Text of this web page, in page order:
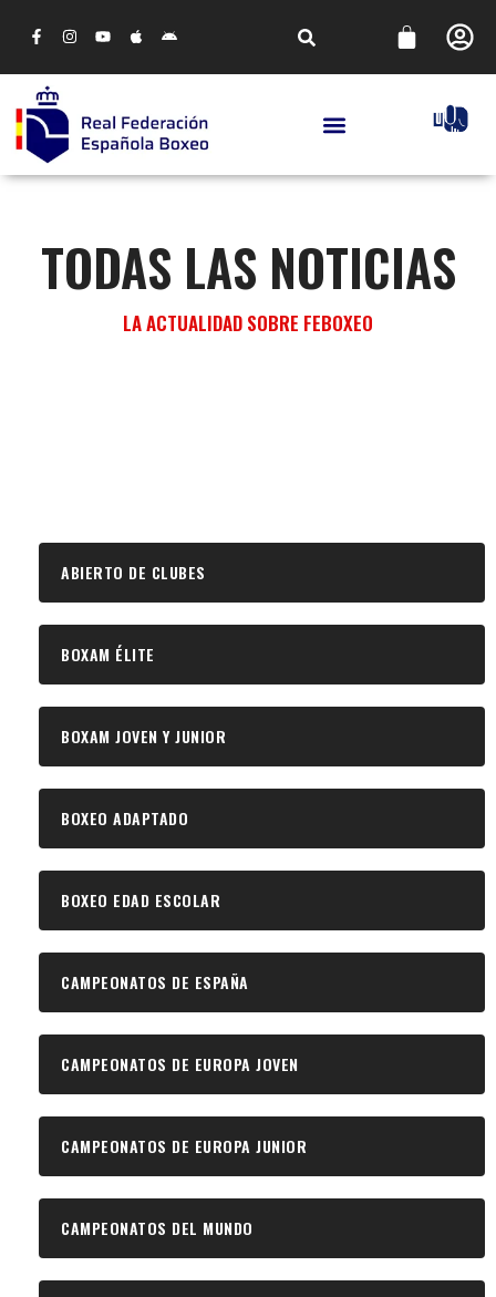
TODAS LAS NOTICIAS
LA ACTUALIDAD SOBRE FEBOXEO
ABIERTO DE CLUBES
BOXAM ÉLITE
BOXAM JOVEN Y JUNIOR
BOXEO ADAPTADO
BOXEO EDAD ESCOLAR
CAMPEONATOS DE ESPAÑA
CAMPEONATOS DE EUROPA JOVEN
CAMPEONATOS DE EUROPA JUNIOR
CAMPEONATOS DEL MUNDO